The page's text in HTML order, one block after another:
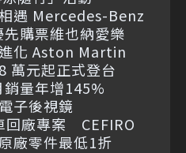
遇 Mercedes-Benz
購票維也納愛樂
化 Aston Martin
萬元起正式登台
銷量年增145%
子後視鏡
回廠專案 CEFIRO
廠零件最低1折